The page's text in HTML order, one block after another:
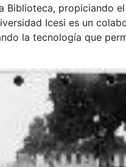
Biblioteca, propiciando
Icesi es un
la tecnología que